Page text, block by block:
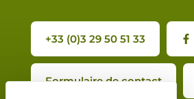
+33 (0)3 29 50 51 33
Formulaire de contact